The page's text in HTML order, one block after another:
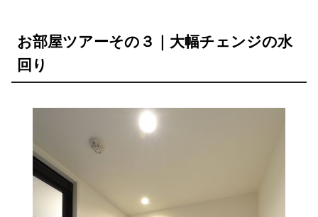
お部屋ツアーその３｜大幅チェンジの水
回り